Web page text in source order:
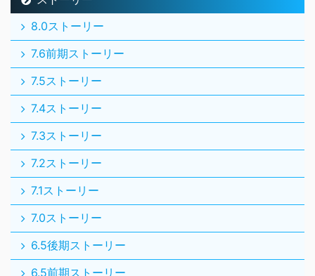
8.0ストーリー
7.6前期ストーリー
7.5ストーリー
7.4ストーリー
7.3ストーリー
7.2ストーリー
7.1ストーリー
7.0ストーリー
6.5後期ストーリー
6.5前期ストーリー